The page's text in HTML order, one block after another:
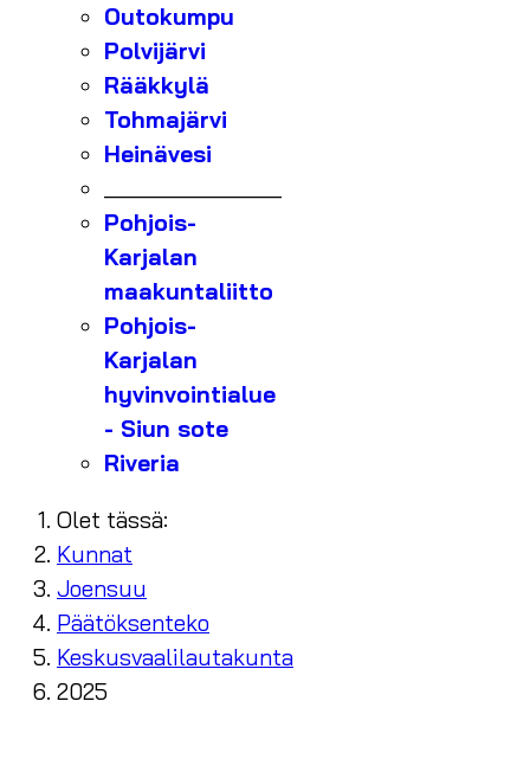
Outokumpu
Polvijärvi
Rääkkylä
Tohmajärvi
Heinävesi
Pohjois-
Karjalan
maakuntaliitto
Pohjois-
Karjalan
hyvinvointialue
- Siun sote
Riveria
Olet tässä:
Kunnat
Joensuu
Päätöksenteko
Keskusvaalilautakunta
2025